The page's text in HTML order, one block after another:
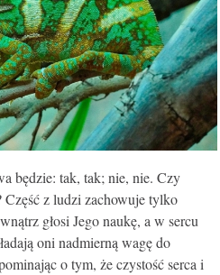
będzie: tak, tak; nie, nie. Czy
z ludzi zachowuje tylko
głosi Jego naukę, a w sercu
oni nadmierną wagę do
o tym, że czystość serca i